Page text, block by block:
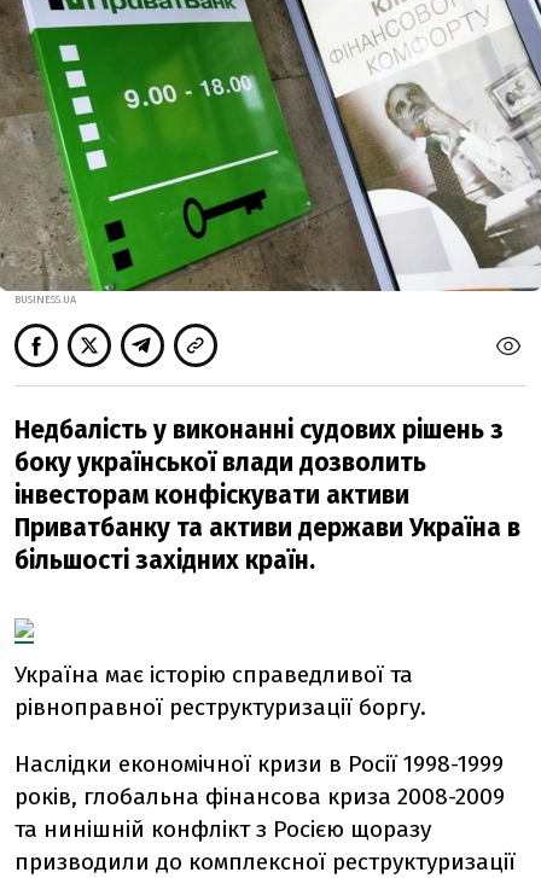
BUSINESS.UA
Недбалість у виконанні судових рішень з
боку української влади дозволить
інвесторам конфіскувати активи
Приватбанку та активи держави Україна в
більшості західних країн.
Україна має історію справедливої та
рівноправної реструктуризації боргу.
Наслідки економічної кризи в Росії 1998-1999
років, глобальна фінансова криза 2008-2009
та нинішній конфлікт з Росією щоразу
призводили до комплексної реструктуризації